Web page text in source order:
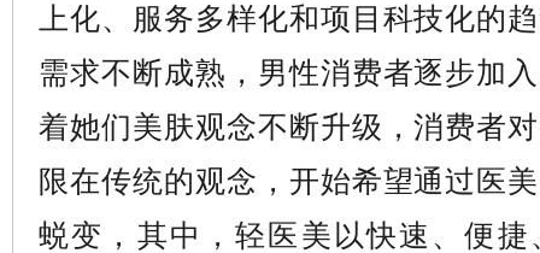
上化、服务多样化和项目科技化的
需求不断成熟，男性消费者逐步加
着她们美肤观念不断升级，消费者
限在传统的观念，开始希望通过医
蜕变，其中，轻医美以快速、便捷